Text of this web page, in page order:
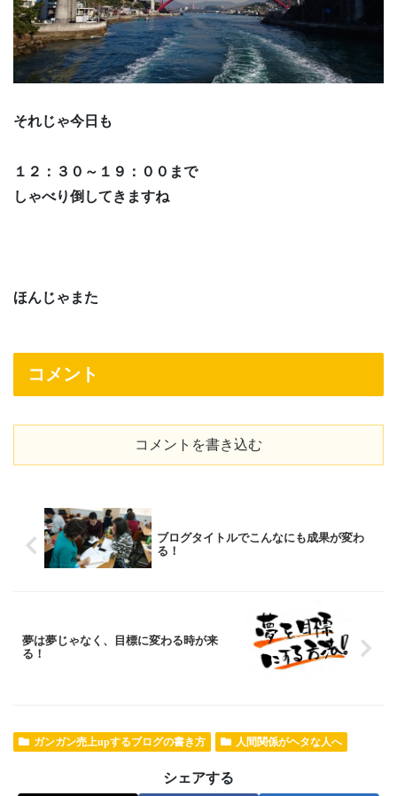
それじゃ今日も
１２：３０～１９：００まで
しゃべり倒してきますね
ほんじゃまた
コメント
コメントを書き込む
ブログタイトルでこんなにも成果が変わ
る！
夢は夢じゃなく、目標に変わる時が来
る！
ガンガン売上upするブログの書き方 人間関係がヘタな人へ
シェアする